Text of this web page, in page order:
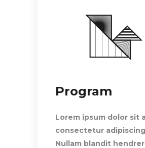
Program
Lorem ipsum dolor sit
consectetur
Nullam blandit